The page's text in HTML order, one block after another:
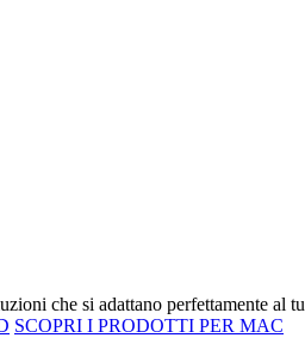
che si adattano perfettamente al
SCOPRI I PRODOTTI PER MAC